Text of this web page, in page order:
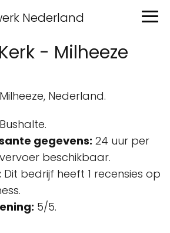
Nederland
- Milheeze
Nederland.
Bushalte.
gegevens: 24 uur per
beschikbaar.
Dit bedrijf heeft 1 recensies op
5/5.